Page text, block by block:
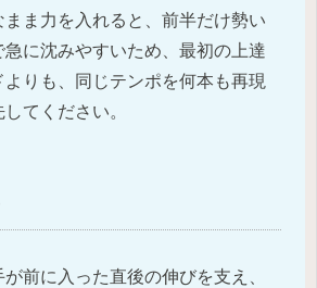
まま力を入れると、前半だけ勢い
に沈みやすいため、最初の上達
りも、同じテンポを何本も再現
てください。
前に入った直後の伸びを支え、